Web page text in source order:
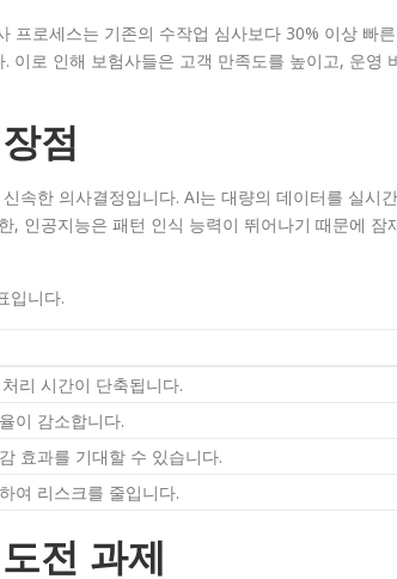
프로세스는 기존의 수작업 심사보다 30% 이상 빠
이로 인해 보험사들은 고객 만족도를 높이고, 운영
점
속한 의사결정입니다. AI는 대량의 데이터를 실시
, 인공지능은 패턴 인식 능력이 뛰어나기 때문에 잠
입니다.
리 시간이 단축됩니다.
이 감소합니다.
효과를 기대할 수 있습니다.
여 리스크를 줄입니다.
전 과제